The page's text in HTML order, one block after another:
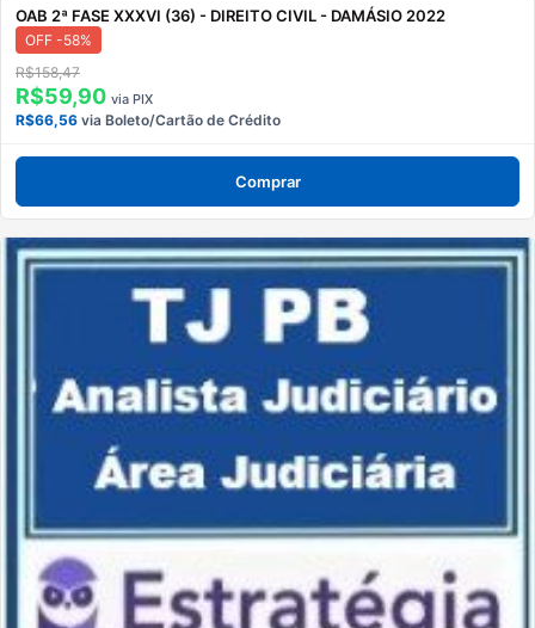
OAB 2ª FASE XXXVI (36) - DIREITO CIVIL - DAMÁSIO 2022
OFF -58%
R$158,47
R$59,90 via PIX
R$66,56 via Boleto/Cartão de Crédito
Comprar